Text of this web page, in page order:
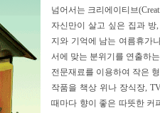
넘어서는 크리에이티브
자신만이 살고 싶은 집과
지와 기억에 남는 여름휴가
서에 맞는 분위기를 연출하
전문재료를 이용하여 작은
작품을 책상 위나 장식장,
때마다 향이 좋은 따뜻한 커